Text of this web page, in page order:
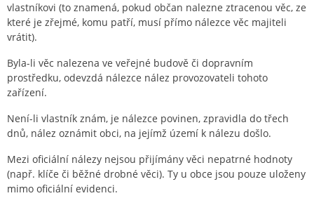
vlastníkovi (to znamená, pokud občan nalezne ztracenou věc, ze
které je zřejmé, komu patří, musí přímo nálezce věc majiteli
vrátit).
Byla-li věc nalezena ve veřejné budově či dopravním
prostředku, odevzdá nálezce nález provozovateli tohoto
zařízení.
Není-li vlastník znám, je nálezce povinen, zpravidla do třech
dnů, nález oznámit obci, na jejímž území k nálezu došlo.
Mezi oficiální nálezy nejsou přijímány věci nepatrné hodnoty
(např. klíče či běžné drobné věci). Ty u obce jsou pouze uloženy
mimo oficiální evidenci.